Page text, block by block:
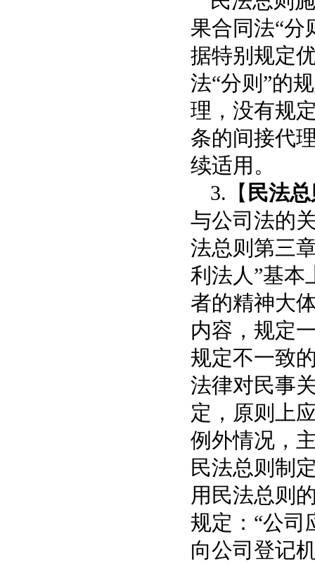
果合同法“分
据特别规定
法“分则”的
理，没有规
条的间接代
续适用。
3.【 民法
与公司法的
法总则第三
利法人”基本
者的精神大
内容，规定
规定不一致
法律对民事
定，原则上
例外情况，
民法总则制
用民法总则
规定：“公司
向公司登记